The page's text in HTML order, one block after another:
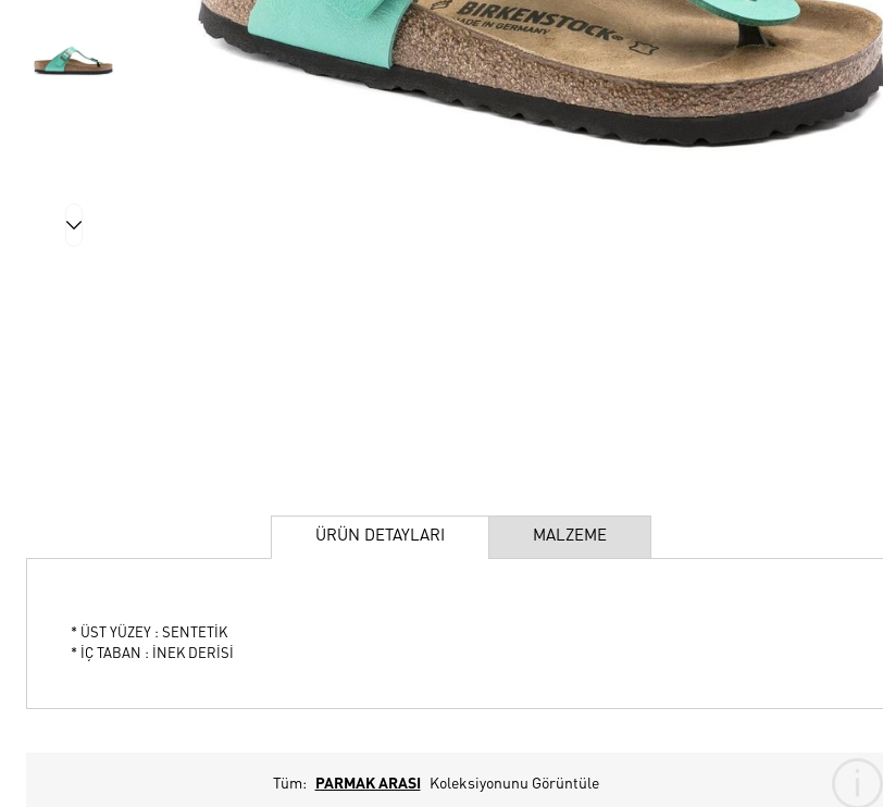
ÜRÜN DETAYLARI MALZEME
* ÜST YÜZEY : SENTETİK
* İÇ TABAN : İNEK DERİSİ
Tüm: PARMAK ARASI Koleksiyonunu Görüntüle